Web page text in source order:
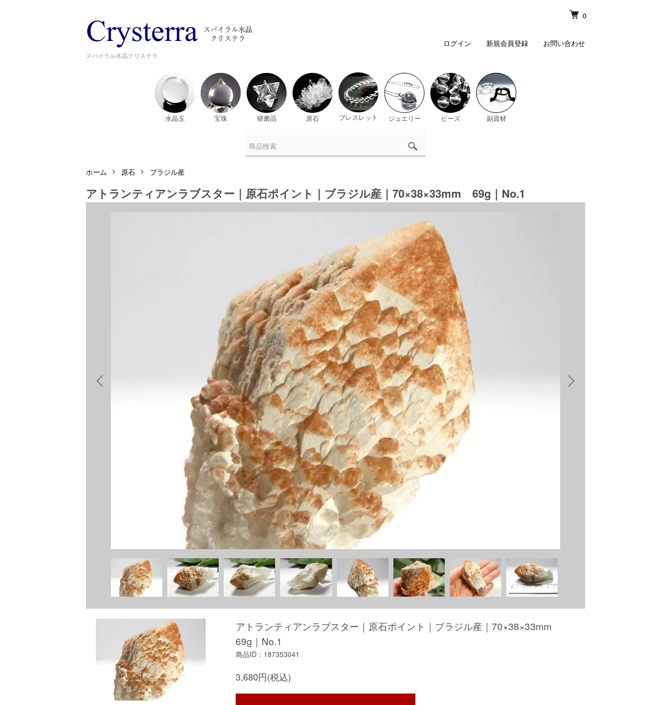
スパイラル水晶クリステラ
0
ログイン 新規会員登録 お問い合わせ
水晶玉 宝珠 研磨品 原石 ブレスレット ジュエリー ビーズ 副資材
ホーム 原石 ブラジル産
アトランティアンラブスター｜原石ポイント｜ブラジル産｜70×38×33mm 69g｜No.1
アトランティアンラブスター｜原石ポイント｜ブラジル産｜70×38×33mm
69g｜No.1
商品ID：187353041
3,680円(税込)